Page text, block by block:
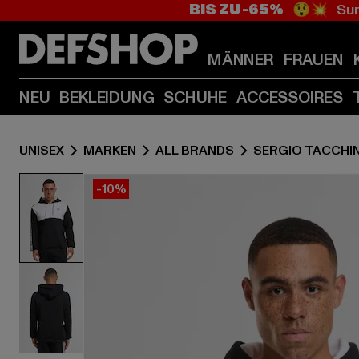
BIS ZU -65% 😲💥
MÄNNER FRAUEN
NEU BEKLEIDUNG SCHUHE ACCESSOIRES
UNISEX MARKEN ALL BRANDS SERGIO
-10%